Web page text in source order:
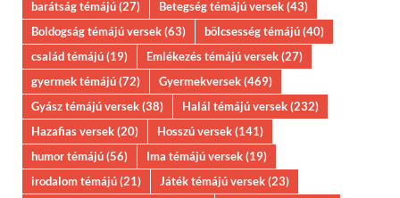
barátság témájú(27) Betegség témájú versek(43)
Boldogság témájú versek(63) bölcsesség témájú(40)
család témájú(19) Emlékezés témájú versek(27)
gyermek témájú(72) Gyermekversek(469)
Gyász témájú versek(38) Halál témájú versek(232)
Hazafias versek(20) Hosszú versek(141)
humor témájú(56) Ima témájú versek(19)
irodalom témájú(21) Játék témájú versek(23)